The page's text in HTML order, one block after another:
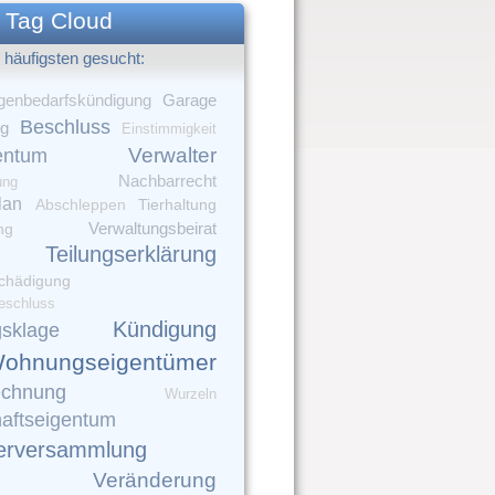
Tag Cloud
gesucht:
Garage
Beschluss Einstimmigkeit
Verwalter
Nachbarrecht
Abschleppen
Tierhaltung
Verwaltungsbeirat
Teilungserklärung
Kündigung
Wurzeln
Veränderung